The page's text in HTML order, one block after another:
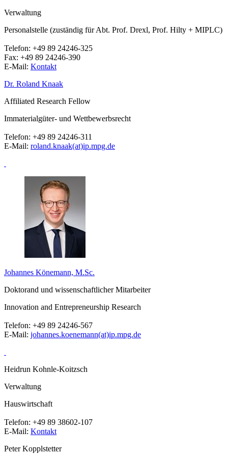
Verwaltung
Personalstelle (zuständig für Abt. Prof. Drexl, Prof. Hilty + MIPLC)
Telefon: +49 89 24246-325
Fax: +49 89 24246-390
E-Mail: Kontakt
Dr. Roland Knaak
Affiliated Research Fellow
Immaterialgüter- und Wettbewerbsrecht
Telefon: +49 89 24246-311
E-Mail: roland.knaak(at)ip.mpg.de
Johannes Könemann, M.Sc.
Doktorand und wissenschaftlicher Mitarbeiter
Innovation and Entrepreneurship Research
Telefon: +49 89 24246-567
E-Mail: johannes.koenemann(at)ip.mpg.de
Heidrun Kohnle-Koitzsch
Verwaltung
Hauswirtschaft
Telefon: +49 89 38602-107
E-Mail: Kontakt
Peter Kopplstetter